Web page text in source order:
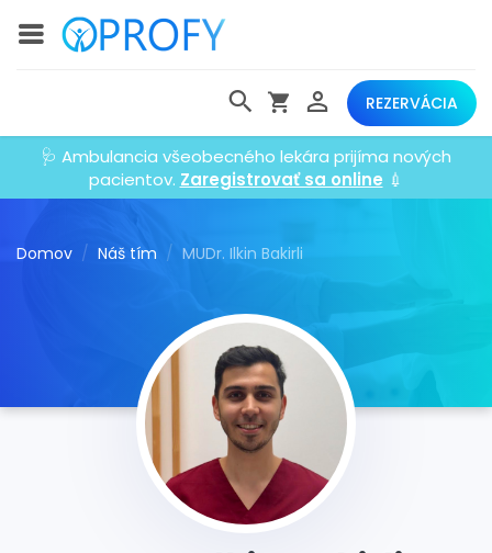
REZERVÁCIA
🩺 Ambulancia všeobecného lekára prijíma nových
pacientov. Zaregistrovať sa online 💉
Domov Náš tím MUDr. Ilkin Bakirli